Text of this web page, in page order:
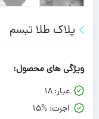
پلاک طلا تبسم
ویژگی های محصول:
عیار:18
اجرت: 15%